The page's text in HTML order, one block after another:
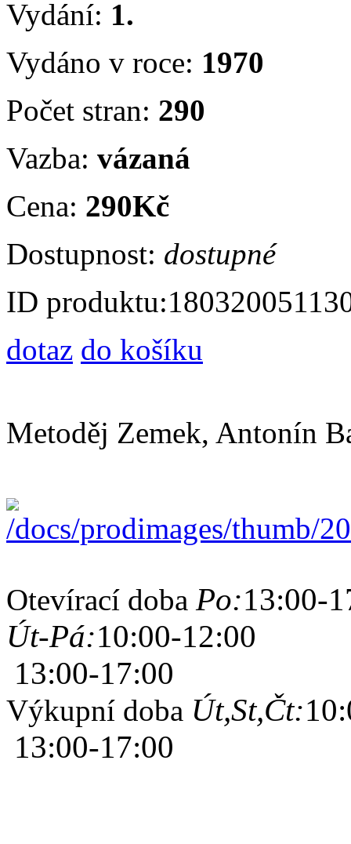
Vydání: 1.
Vydáno v roce: 1970
Počet stran: 290
Vazba: vázaná
Cena: 290Kč
Dostupnost: dostupné
ID produktu:
dotaz do košíku
Metoděj Zemek, Antonín
Otevírací doba Po:13:00-
Út-Pá:10:00-12:00
13:00-17:00
Výkupní doba Út,St,Čt:
13:00-17:00